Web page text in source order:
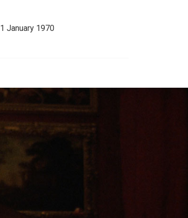
1 January 1970